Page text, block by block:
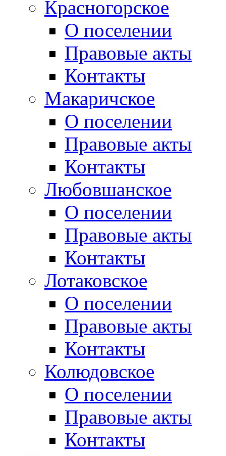
Красногорское
О поселении
Правовые акты
Контакты
Макаричское
О поселении
Правовые акты
Контакты
Любовшанское
О поселении
Правовые акты
Контакты
Лотаковское
О поселении
Правовые акты
Контакты
Колюдовское
О поселении
Правовые акты
Контакты